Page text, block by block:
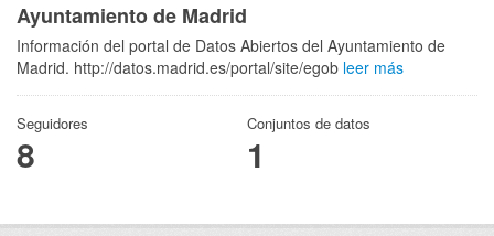
Ayuntamiento de Madrid
Información del portal de Datos Abiertos del Ayuntamiento de
Madrid. http://datos.madrid.es/portal/site/egob leer más
Seguidores
8
Conjuntos de datos
1